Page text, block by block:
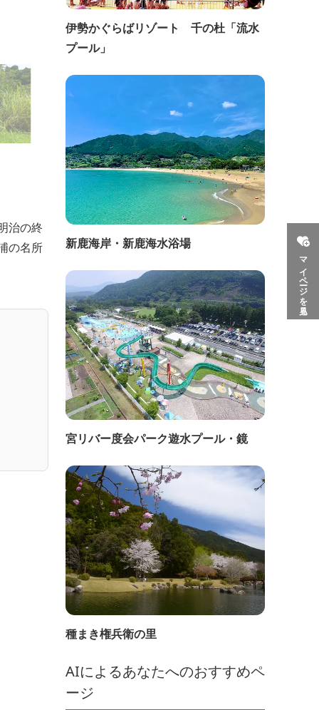
マイページを見る
治の終
の名所
伊勢かぐらばリゾート 千の杜「流水
プール」
新鹿海岸・新鹿海水浴場
宮リバー度会パーク遊水プール・鏡
種まき権兵衛の里
AIによるあなたへのおすすめペ
ージ